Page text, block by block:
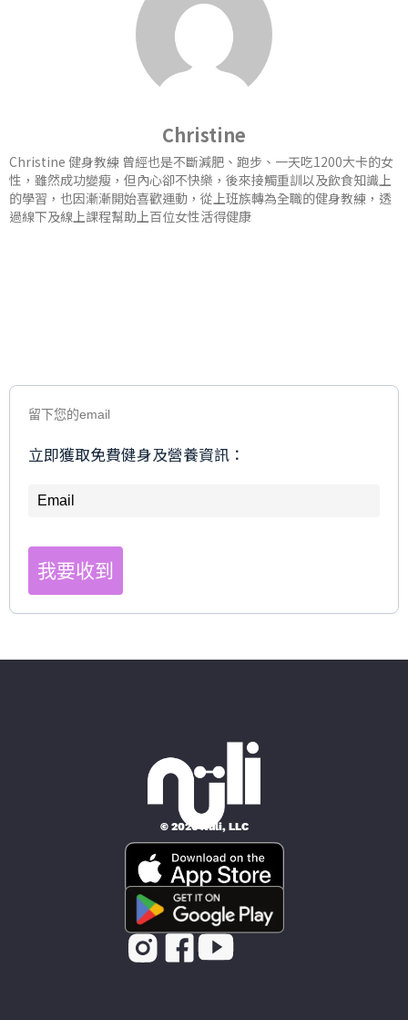
Christine
Christine 健身教練 曾經也是不斷減肥、跑步、一天吃1200大卡的女
性，雖然成功變瘦，但內心卻不快樂，後來接觸重訓以及飲食知識上
的學習，也因漸漸開始喜歡運動，從上班族轉為全職的健身教練，透
過線下及線上課程幫助上百位女性活得健康
留下您的email
立即獲取免費健身及營養資訊：
我要收到
© 2026 Nüli, LLC